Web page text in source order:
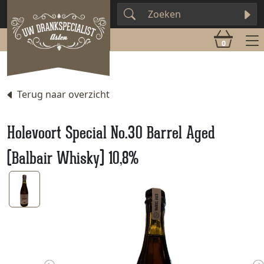
0
Terug naar overzicht
Holevoort Special No.30 Barrel Aged
(Balbair Whisky) 10,8%